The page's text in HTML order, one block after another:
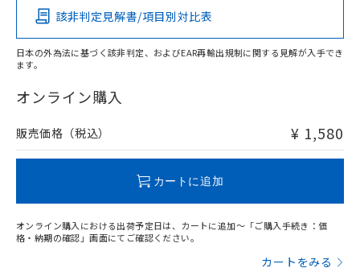
O
在庫等で未対応品が混在する可能性があります。
問い合わせください。
該非判定見解書/項目別対比表
日本の外為法に基づく該非判定、およびEAR再輸出規制に関する見解が入手でき
ます。
オンライン購入
販売価格（税込） ¥ 1,580
カートに追加
オンライン購入における出荷予定日は、カートに追加～「ご購入手続き：価
格・納期の確認」画面にてご確認ください。
カートをみる